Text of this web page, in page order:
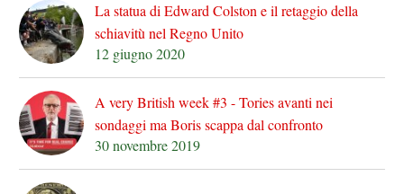
La statua di Edward Colston e il retaggio della
schiavitù nel Regno Unito
12 giugno 2020
A very British week #3 - Tories avanti nei
sondaggi ma Boris scappa dal confronto
30 novembre 2019